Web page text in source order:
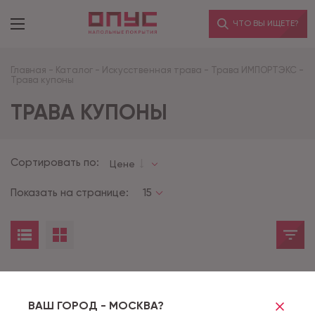
ВАШ ГОРОД - МОСКВА?
ЧТО ВЫ ИЩЕТЕ?
Главная - Каталог - Искусственная трава - Трава ИМПОРТЭКС -
Трава купоны
ТРАВА КУПОНЫ
Сортировать по: Цене
Показать на странице: 15